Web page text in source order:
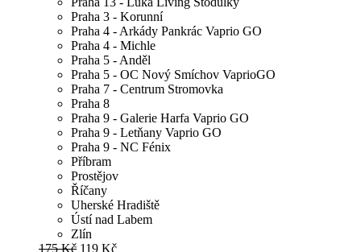
Praha 3 - Korunní
Praha 4 - Arkády Pankrác Vaprio GO
Praha 4 - Michle
Praha 5 - Anděl
Praha 5 - OC Nový Smíchov VaprioGO
Praha 7 - Centrum Stromovka
Praha 8
Praha 9 - Galerie Harfa Vaprio GO
Praha 9 - Letňany Vaprio GO
Praha 9 - NC Fénix
Příbram
Prostějov
Říčany
Uherské Hradiště
Ústí nad Labem
Zlín
175 Kč 119 Kč